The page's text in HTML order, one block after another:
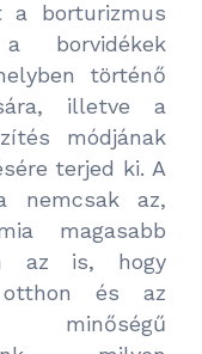
a borturizmus
borvidékek
történő
illetve a
módjának
terjed ki. A
nemcsak az,
magasabb
az is, hogy
otthon és az
minőségű